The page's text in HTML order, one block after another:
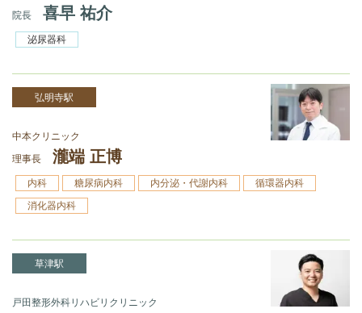
院長
喜早 祐介
泌尿器科
弘明寺駅
中本クリニック
理事長
瀧端 正博
内科 糖尿病内科 内分泌・代謝内科
循環器内科
消化器内科
草津駅
戸田整形外科リハビリクリニック